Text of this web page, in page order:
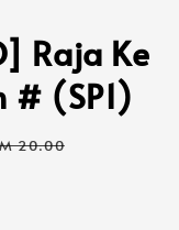
Raja Ke
# (SP1)
20.00